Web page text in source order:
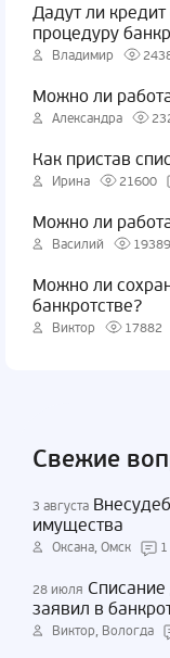
Дадут ли
процедуру
Владимир
Можно ли
Александра
Как пристав
Ирина 21600
Можно ли
Василий 19389
Можно ли
банкротстве?
Виктор 17882
Свежие
3 августа
имущества
Оксана, Омск 1
28 июля Списание
заявил в
Виктор, Вологда